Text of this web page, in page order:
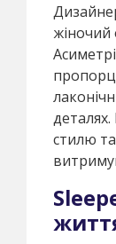
жіночий
стилю